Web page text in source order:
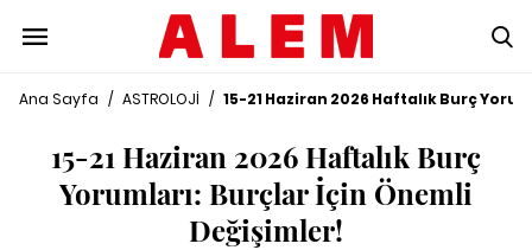
Ana Sayfa / ASTROLOJİ / 15-21 Haziran 2026 Haftalık Burç
15-21 Haziran 2026 Haftalık Burç
Yorumları: Burçlar İçin Önemli
Değişimler!